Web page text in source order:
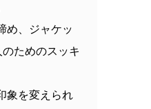
め、ジャケッ
ためのスッキ
象を変えられ